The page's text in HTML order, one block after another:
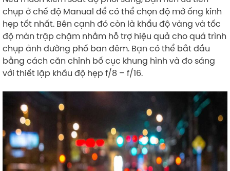
chụp ở chế độ Manual để có thể chọn độ mở ống kính
hẹp tốt nhất. Bên cạnh đó còn là khẩu độ vàng và tốc
độ màn trập chậm nhằm hỗ trợ hiệu quả cho quá trình
chụp ảnh đường phố ban đêm. Bạn có thể bắt đầu
bằng cách căn chỉnh bố cục khung hình và đo sáng
với thiết lập khẩu độ hẹp f/8 – f/16.